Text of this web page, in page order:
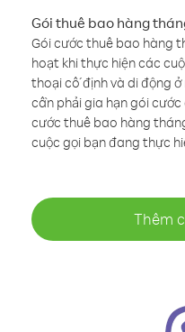
Gói thuê bao hàng
Gói cước thuê bao hàng
hoạt khi thực hiện các
thoại cố định và di động
cần phải gia hạn gói
cước thuê bao hàng
cuộc gọi bạn đang thực
Thêm